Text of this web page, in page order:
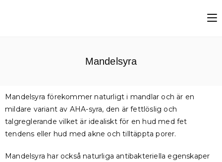
Mandelsyra
Mandelsyra förekommer naturligt i mandlar och är en
mildare variant av AHA-syra, den är fettlöslig och
talgreglerande vilket är idealiskt för en hud med fet
tendens eller hud med akne och tilltäppta porer.
Mandelsyra har också naturliga antibakteriella egenskaper